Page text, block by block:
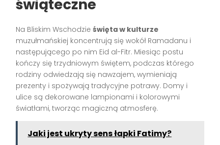
świąteczne
Na Bliskim Wschodzieświęta w kulturze
muzułmańskiej koncentrują się wokół Ramadanu i
następującego po nim Eid al-Fitr. Miesiąc postu
kończy się trzydniowym świętem, podczas którego
rodziny odwiedzają się nawzajem, wymieniają
prezenty i spożywają tradycyjne potrawy. Domy i
ulice są dekorowane lampionami i kolorowymi
światłami, tworząc magiczną atmosferę.
Jaki jest ukryty sens łapki Fatimy?